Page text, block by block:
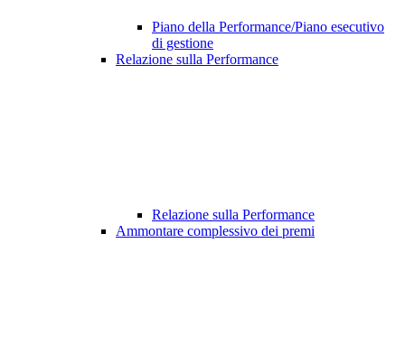
Piano della Performance/Piano esecutivo
di gestione
Relazione sulla Performance
Relazione sulla Performance
Ammontare complessivo dei premi